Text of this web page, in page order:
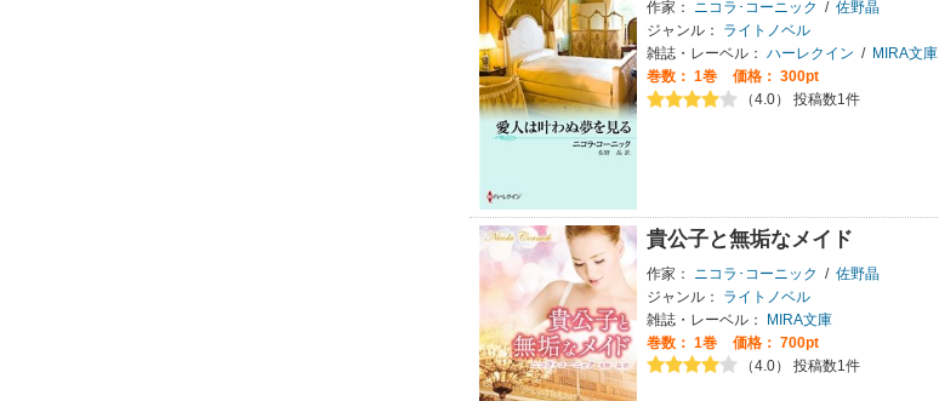
作家： ニコラ･コーニック / 佐野晶
ジャンル：
ライトノベル
雑誌・レーベル： ハーレクイン /
MIRA文庫
巻数： 1巻
価格： 300pt
（4.0） 投稿数1件
貴公子と無垢なメイド
作家： ニコラ･コーニック / 佐野晶
ジャンル：
ライトノベル
雑誌・レーベル：
MIRA文庫
巻数： 1巻
価格： 700pt
（4.0） 投稿数1件